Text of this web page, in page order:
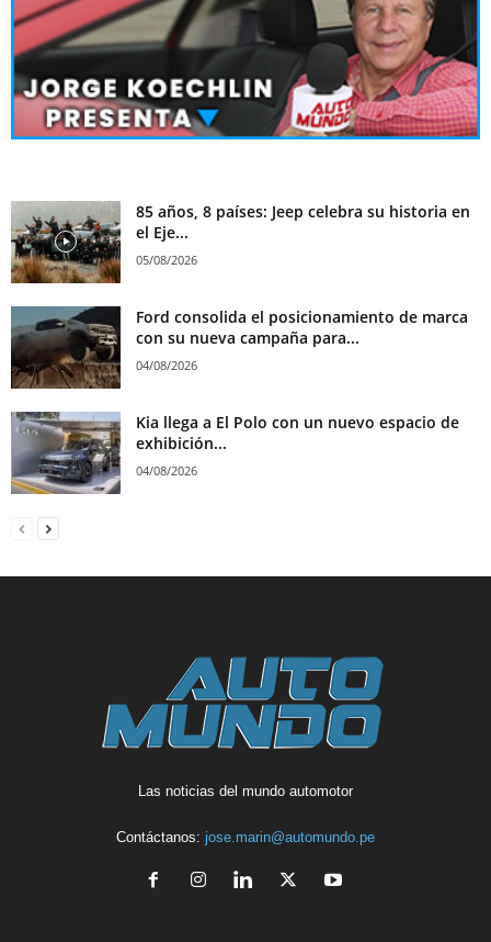
85 años, 8 países: Jeep celebra su historia en
el Eje...
05/08/2026
Ford consolida el posicionamiento de marca
con su nueva campaña para...
04/08/2026
Kia llega a El Polo con un nuevo espacio de
exhibición...
04/08/2026
Las noticias del mundo automotor
Contáctanos: jose.marin@automundo.pe